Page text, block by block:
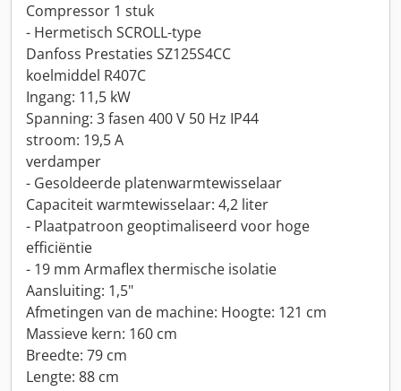
Compressor 1 stuk
- Hermetisch SCROLL-type
Danfoss Prestaties SZ125S4CC
koelmiddel R407C
Ingang: 11,5 kW
Spanning: 3 fasen 400 V 50 Hz IP44
stroom: 19,5 A
verdamper
- Gesoldeerde platenwarmtewisselaar
Capaciteit warmtewisselaar: 4,2 liter
- Plaatpatroon geoptimaliseerd voor hoge
efficiëntie
- 19 mm Armaflex thermische isolatie
Aansluiting: 1,5"
Afmetingen van de machine: Hoogte: 121 cm
Massieve kern: 160 cm
Breedte: 79 cm
Lengte: 88 cm